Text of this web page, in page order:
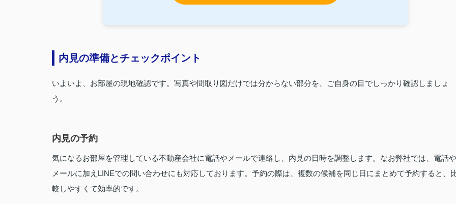
内見の準備とチェックポイント
いよいよ、お部屋の現地確認です。写真や間取り図だけでは分からない部分を、ご自身の目でしっかり確認しましょ
う。
内見の予約
気になるお部屋を管理している不動産会社に電話やメールで連絡し、内見の日時を調整します。なお弊社では、電話や
メールに加えLINEでの問い合わせにも対応しております。予約の際は、複数の候補を同じ日にまとめて予約すると、
較しやすくて効率的です。